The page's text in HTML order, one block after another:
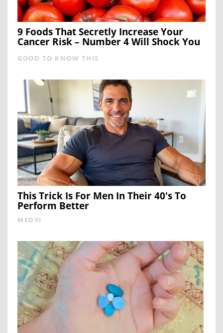
9 Foods That Secretly Increase Your
Cancer Risk – Number 4 Will Shock You
GOOD TO KNOW THIS
This Trick Is For Men In Their 40's To
Perform Better
MEDVI